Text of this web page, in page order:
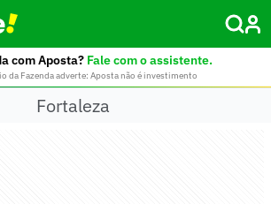
com Aposta? Fale com o assistente.
da Fazenda adverte: Aposta não é investimento
Fortaleza